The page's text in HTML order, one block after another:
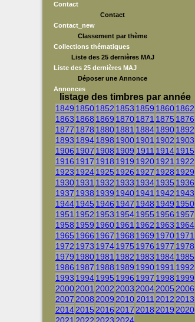
Contact
Contact
Contact_new
Classement par thème
Collections thématiques
Liste des 25 dernières MAJ
Liste des 25 dernières MAJ
Déposer une Annonce
Annonces
listage des timbres par année
1849 18501852 1853 1859 18601862
1863 1868 1869 18701871 1875 1876
1877 1878 18801881 188418901892
1893 18941898 19001901 1902 1903
1906 1907 1908 1909 1911 19141915
1916 1917 1918 1919 19201921 1922
1923 19241925 1926 1927 1928 1929
19301931 1932 1933 19341935 1936
1937 1938 1939 19401941 1942 1943
19441945 1946 1947 1948 1949 1950
1951 1952 1953 19541955 1956 1957
1958 1959 19601961 1962 1963 1964
1965 1966 1967 1968 1969 19701971
1972 1973 19741975 1976 1977 1978
1979 19801981 1982 1983 19841985
1986 1987 1988 1989 19901991 1992
1993 19941995 1996 1997 1998 1999
20002001 2002 2003 20042005 2006
2007 2008 2009 2010 2011 2012 2013
20142015 2016 2017 2018 2019 2020